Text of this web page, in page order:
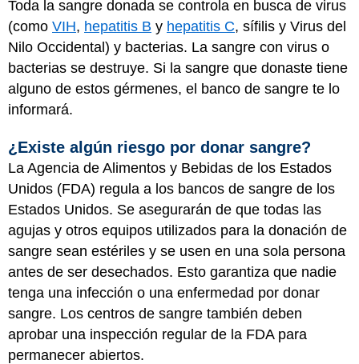
Toda la sangre donada se controla en busca de virus
(como VIH, hepatitis B y hepatitis C, sífilis y Virus del
Nilo Occidental) y bacterias. La sangre con virus o
bacterias se destruye. Si la sangre que donaste tiene
alguno de estos gérmenes, el banco de sangre te lo
informará.
¿Existe algún riesgo por donar sangre?
La Agencia de Alimentos y Bebidas de los Estados
Unidos (FDA) regula a los bancos de sangre de los
Estados Unidos. Se asegurarán de que todas las
agujas y otros equipos utilizados para la donación de
sangre sean estériles y se usen en una sola persona
antes de ser desechados. Esto garantiza que nadie
tenga una infección o una enfermedad por donar
sangre. Los centros de sangre también deben
aprobar una inspección regular de la FDA para
permanecer abiertos.